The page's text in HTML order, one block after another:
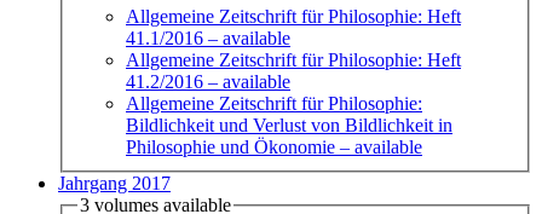
Allgemeine Zeitschrift für Philosophie: Heft
41.1/2016 – available
Allgemeine Zeitschrift für Philosophie: Heft
41.2/2016 – available
Allgemeine Zeitschrift für Philosophie:
Bildlichkeit und Verlust von Bildlichkeit in
Philosophie und Ökonomie – available
Jahrgang 2017
3 volumes available